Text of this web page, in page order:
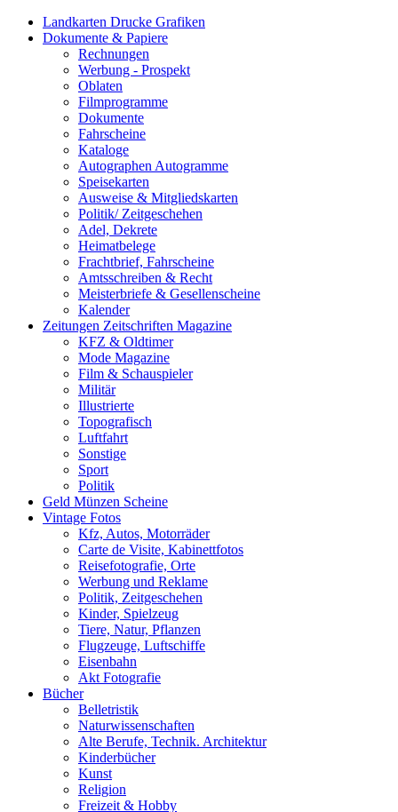
Landkarten Drucke Grafiken
Dokumente & Papiere
Rechnungen
Werbung - Prospekt
Oblaten
Filmprogramme
Dokumente
Fahrscheine
Kataloge
Autographen Autogramme
Speisekarten
Ausweise & Mitgliedskarten
Politik/ Zeitgeschehen
Adel, Dekrete
Heimatbelege
Frachtbrief, Fahrscheine
Amtsschreiben & Recht
Meisterbriefe & Gesellenscheine
Kalender
Zeitungen Zeitschriften Magazine
KFZ & Oldtimer
Mode Magazine
Film & Schauspieler
Militär
Illustrierte
Topografisch
Luftfahrt
Sonstige
Sport
Politik
Geld Münzen Scheine
Vintage Fotos
Kfz, Autos, Motorräder
Carte de Visite, Kabinettfotos
Reisefotografie, Orte
Werbung und Reklame
Politik, Zeitgeschehen
Kinder, Spielzeug
Tiere, Natur, Pflanzen
Flugzeuge, Luftschiffe
Eisenbahn
Akt Fotografie
Bücher
Belletristik
Naturwissenschaften
Alte Berufe, Technik. Architektur
Kinderbücher
Kunst
Religion
Freizeit & Hobby